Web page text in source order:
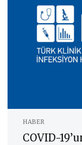
HABER
COVID-